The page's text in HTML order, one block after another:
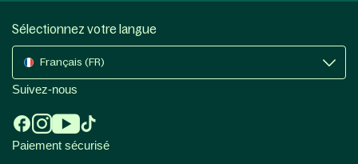
Sélectionnez votre langue
Français (FR)
Suivez-nous
Paiement sécurisé